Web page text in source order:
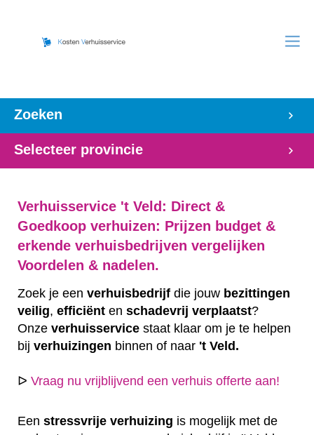
Zoeken
Selecteer provincie
Verhuisservice 't Veld: Direct &
Goedkoop verhuizen: Prijzen budget &
erkende verhuisbedrijven vergelijken
Voordelen & nadelen.
Zoek je een verhuisbedrijf die jouw bezittingen
veilig, efficiënt en schadevrij verplaatst?
Onze verhuisservice staat klaar om je te helpen
bij verhuizingen binnen of naar 't Veld.
ᐅ Vraag nu vrijblijvend een verhuis offerte aan!
Een stressvrije verhuizing is mogelijk met de